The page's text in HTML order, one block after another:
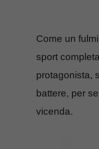
Come un
sport
protagonista,
battere, per
vicenda.